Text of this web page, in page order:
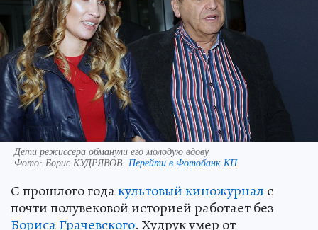
Дети режиссера обманули его молодую вдову
Фото: Борис КУДРЯВОВ. Перейти в Фотобанк КП
С прошлого годакультовый киножурнал с
почти полувековой историей работает без
Бориса Грачевского. Худрук умер от